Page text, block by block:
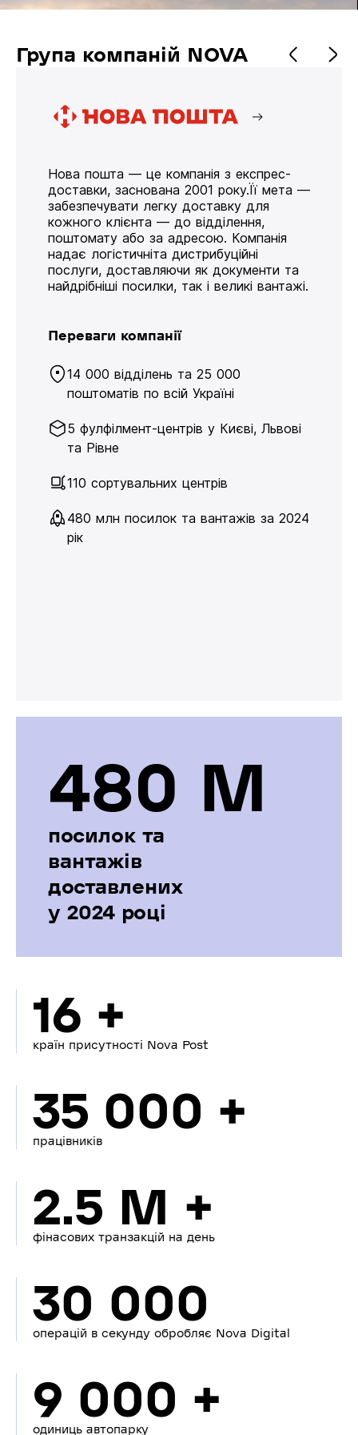
Група компаній NOVA
Нова пошта — це компанія з експрес-
доставки, заснована 2001 року.Її мета —
забезпечувати легку доставку для
кожного клієнта — до відділення,
поштомату або за адресою. Компанія
надає логістичніта дистрибуційні
послуги, доставляючи як документи та
найдрібніші посилки, так і великі вантажі.
Переваги компанії
14 000 відділень та 25 000
поштоматів по всій Україні
5 фулфілмент-центрів у Києві, Львові
та Рівне
110 сортувальних центрів
480 млн посилок та вантажів за 2024
рік
480 М
посилок та
вантажів
доставлених
у 2024 році
16 +
країн присутності Nova Post
35 000 +
працівників
2.5 M +
фінасових транзакцій на день
30 000
операцій в секунду обробляє Nova Digital
9 000 +
одиниць автопарку